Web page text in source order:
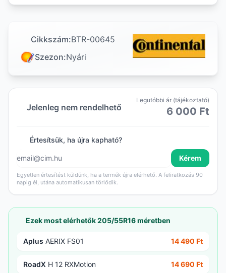
Cikkszám:BTR-00645
Szezon:Nyári
Jelenleg nem rendelhető
Legutóbbi ár (tájékoztató)
6 000 Ft
Értesítsük, ha újra kapható?
Kérem
Egyetlen értesítést küldünk, ha a termék újra elérhető. A feliratkozás 90
napig él, utána automatikusan törlődik.
Ezek most elérhetők 205/55R16 méretben
Aplus AERIX FS01 14 490 Ft
RoadX H 12 RXMotion 14 690 Ft